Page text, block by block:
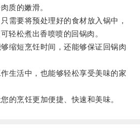
质的嫩滑。
要将预处理好的食材放入锅中，
轻松煮出香喷喷的回锅肉。
短烹饪时间，还能够保证回锅肉
活中，也能够轻松享受美味的家
烹饪更加便捷、快速和美味。